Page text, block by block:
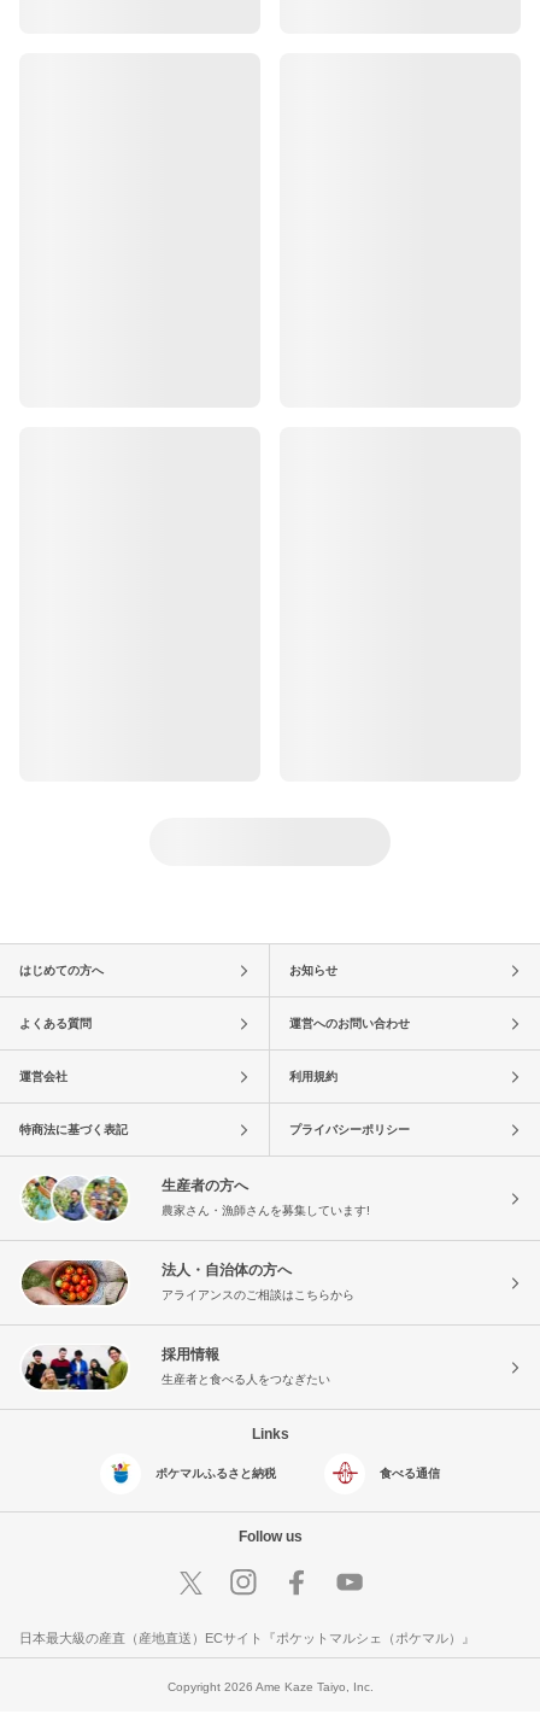
はじめての方へ お知らせ
よくある質問 運営へのお問い合わせ
運営会社 利用規約
特商法に基づく表記 プライバシーポリシー
生産者の方へ
農家さん・漁師さんを募集しています!
法人・自治体の方へ
アライアンスのご相談はこちらから
採用情報
生産者と食べる人をつなぎたい
Links
ポケマルふるさと納税 食べる通信
Follow us
日本最大級の産直（産地直送）ECサイト『ポケットマルシェ（ポケマル）』
Copyright 2026 Ame Kaze Taiyo, Inc.